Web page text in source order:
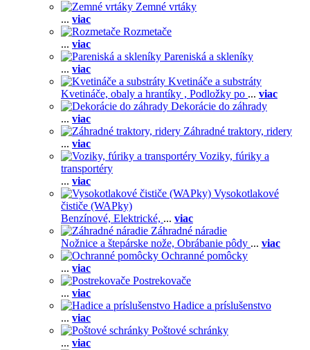
Zemné vrtáky
... viac
Rozmetače
... viac
Pareniská a skleníky
... viac
Kvetináče a substráty
Kvetináče, obaly a hrantíky , Podložky po ... viac
Dekorácie do záhrady
... viac
Záhradné traktory, ridery
... viac
Voziky, fúriky a
transportéry
... viac
Vysokotlakové
čističe (WAPky)
Benzínové, Elektrické, ... viac
Záhradné náradie
Nožnice a štepárske nože, Obrábanie pôdy ... viac
Ochranné pomôcky
... viac
Postrekovače
... viac
Hadice a príslušenstvo
... viac
Poštové schránky
... viac